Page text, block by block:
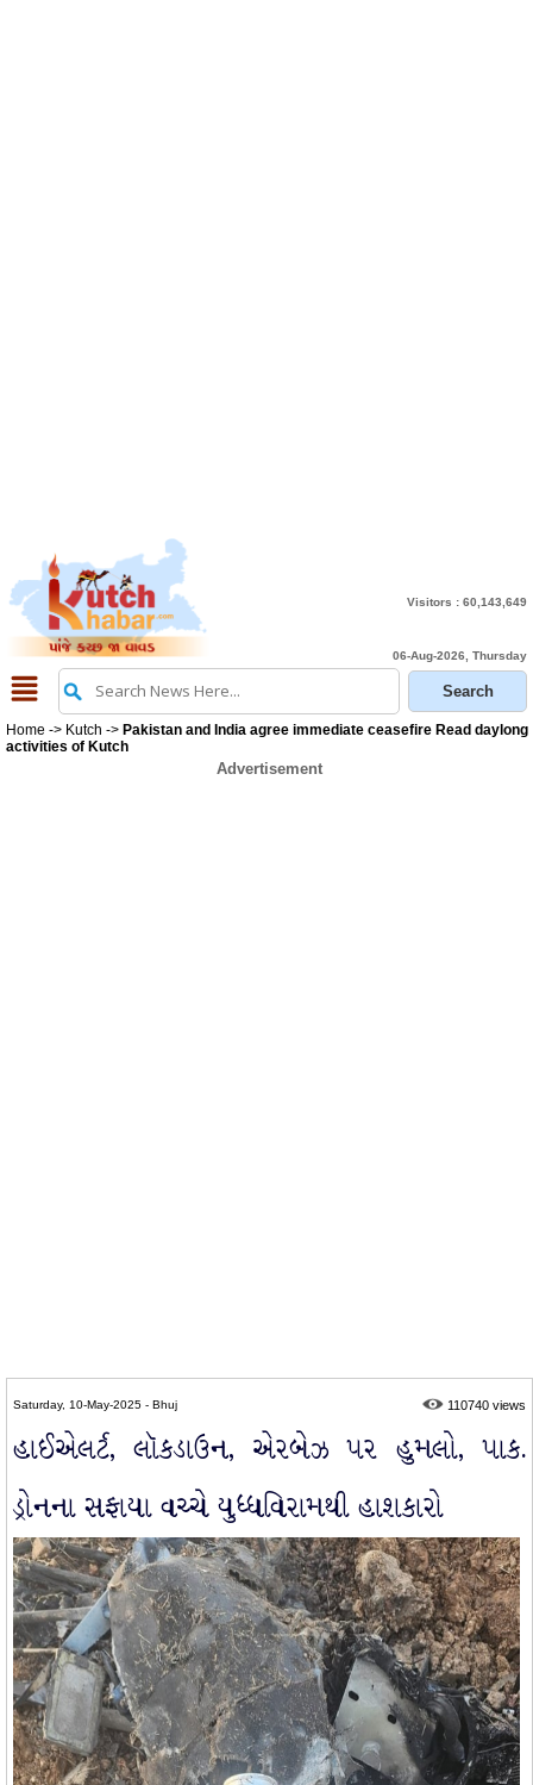
Visitors : 60,143,649
06-Aug-2026, Thursday
Home -> Kutch -> Pakistan and India agree immediate ceasefire Read daylong
activities of Kutch
Advertisement
Saturday, 10-May-2025 - Bhuj 110740 views
હાઈએલર્ટ, લૉકડાઉન, એરબેઝ પર હુમલો, પાક.
ડ્રોનના સફાયા વચ્ચે યુધ્ધવિરામથી હાશકારો